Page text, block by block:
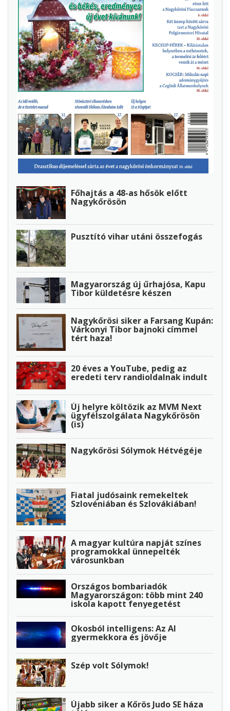
Főhajtás a 48-as hősök előtt
Nagykőrösön
Pusztító vihar utáni összefogás
Magyarország új űrhajósa, Kapu
Tibor küldetésre készen
Nagykőrösi siker a Farsang Kupán:
Várkonyi Tibor bajnoki címmel
tért haza!
20 éves a YouTube, pedig az
eredeti terv randioldalnak indult
Új helyre költözik az MVM Next
ügyfélszolgálata Nagykőrösön
(is)
Nagykőrösi Sólymok Hétvégéje
Fiatal judósaink remekeltek
Szlovéniában és Szlovákiában!
A magyar kultúra napját színes
programokkal ünnepelték
városunkban
Országos bombariadók
Magyarországon: több mint 240
iskola kapott fenyegetést
Okosból intelligens: Az AI
gyermekkora és jövője
Szép volt Sólymok!
Újabb siker a Kőrös Judo SE háza